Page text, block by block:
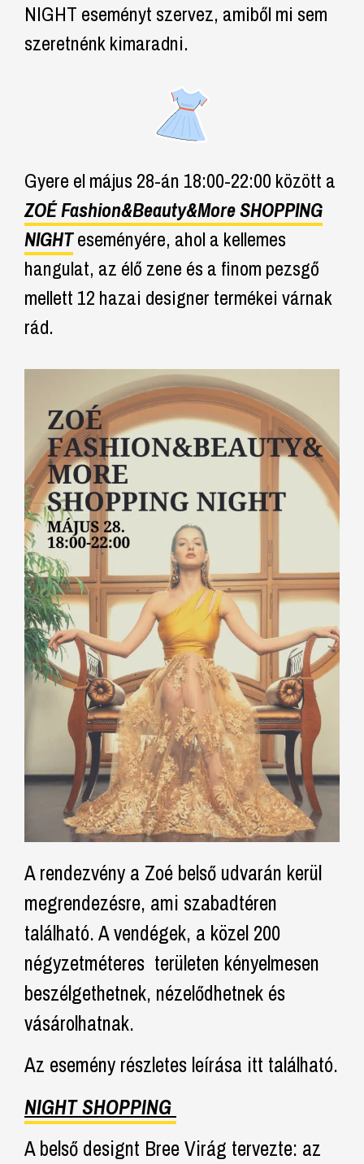
NIGHT eseményt szervez, amiből mi sem
szeretnénk kimaradni.
Gyere el május 28-án 18:00-22:00 között a
ZOÉ Fashion&Beauty&More SHOPPING
NIGHTeseményére, ahol a kellemes
hangulat, az élő zene és a finom pezsgő
mellett 12 hazai designer termékei várnak
rád.
A rendezvény a Zoé belső udvarán kerül
megrendezésre, ami szabadtéren
található. A vendégek, a közel 200
négyzetméteres területen kényelmesen
beszélgethetnek, nézelődhetnek és
vásárolhatnak.
Az esemény részletes leírása itt található.
NIGHT SHOPPING
A belső designt Bree Virág tervezte: az